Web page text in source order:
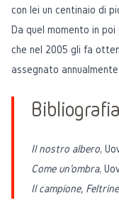
con lei un centinaio di
Da quel momento in
che nel 2005 gli fa
assegnato
Bibliografia
Il nostro albero,
Come un'ombra,
Il campione,